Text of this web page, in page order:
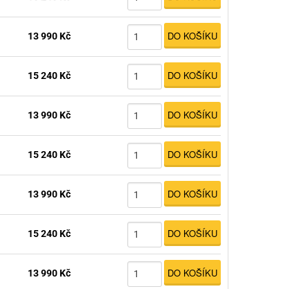
13 990 Kč DO KOŠÍKU
15 240 Kč DO KOŠÍKU
13 990 Kč DO KOŠÍKU
15 240 Kč DO KOŠÍKU
13 990 Kč DO KOŠÍKU
15 240 Kč DO KOŠÍKU
13 990 Kč DO KOŠÍKU